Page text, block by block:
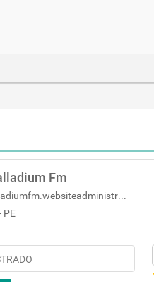
Fm
https://palladiumfm.websiteadministravel.net.br/
PE